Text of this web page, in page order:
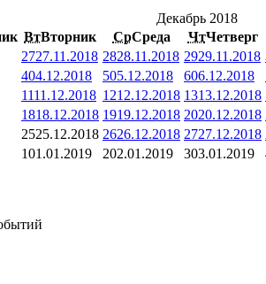
Декабрь 2018
ВтВторник СрСреда ЧтЧетверг
2727.11.2018 2828.11.2018 2929.11.2018
404.12.2018 505.12.2018 606.12.2018
1111.12.2018 1212.12.2018 1313.12.2018
1818.12.2018 1919.12.2018 2020.12.2018
2525.12.2018 2626.12.2018 2727.12.2018
101.01.2019 202.01.2019 303.01.2019